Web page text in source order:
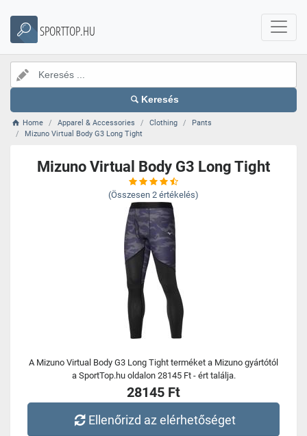
SPORTTOP.HU
Keresés
Home Apparel & Accessories Clothing
Pants
Mizuno Virtual Body G3 Long Tight
Mizuno Virtual Body G3 Long Tight
(Összesen 2 értékelés)
A Mizuno Virtual Body G3 Long Tight terméket a Mizuno gyártótól
a SportTop.hu oldalon 28145 Ft - ért találja.
28145 Ft
Ellenőrizd az elérhetőséget